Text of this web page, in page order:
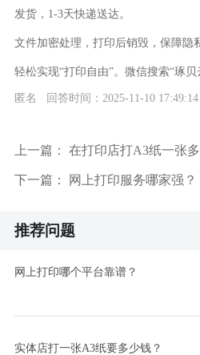
发货，1-3天快递送达。
文件加密处理，打印后销毁，保障隐
轻松实现“打印自由”。微信搜索“琢贝
匿名 回答时间：2025-11-10 17:49:14
上一篇： 在打印店打A3纸一张
下一篇： 网上打印服务哪家强？
推荐问题
网上打印哪个平台靠谱？
实体店打一张A3纸要多少钱？